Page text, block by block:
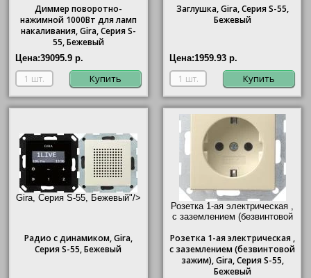
Диммер поворотно-
нажимной 1000Вт для ламп
накаливания,Gira, Серия S-
55, Бежевый
Цена:39095.9 р.
Купить
Заглушка,Gira, Серия S-55,
Бежевый
Цена:1959.93 р.
Купить
Gira, Серия S-55, Бежевый"/>
Радио с динамиком,Gira,
Серия S-55, Бежевый
Розетка 1-ая электрическая ,
с заземлением (безвинтовой
Бежевый"/>
Розетка1-ая электрическая ,
с заземлением (безвинтовой
зажим),Gira, Серия S-55,
Бежевый